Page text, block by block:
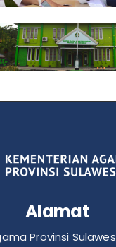
Alamat
Provinsi